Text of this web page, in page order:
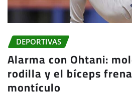
DEPORTIVAS
Alarma con Ohtani:
rodilla y el bíceps
montículo